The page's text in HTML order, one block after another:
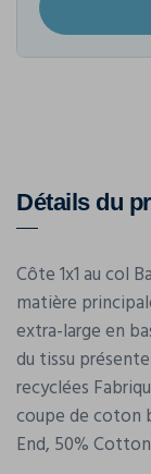
Détails du
Côte 1x1 au col
matière
extra-large en
du tissu
recyclées
coupe de coton
End, 50%